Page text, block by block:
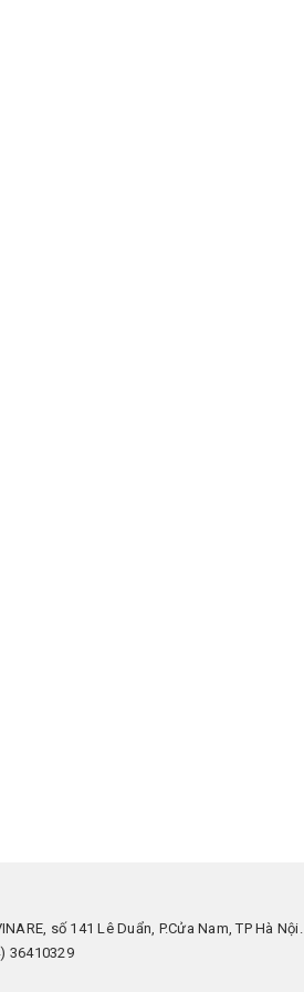
số 141 Lê Duẩn, P.Cửa Nam, TP Hà Nội.
36410329